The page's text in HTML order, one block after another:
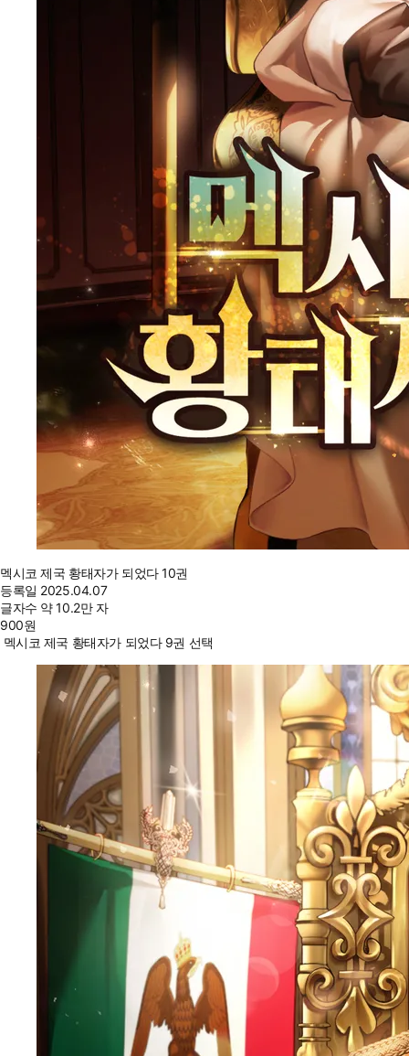
멕시코 제국 황태자가 되었다 10권
등록일 2025.04.07
글자수 약 10.2만 자
900원
멕시코 제국 황태자가 되었다 9권 선택